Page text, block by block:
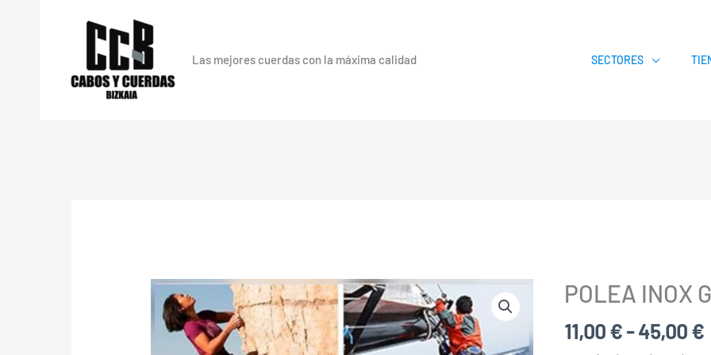
Las mejores cuerdas con la máxima calidad SECTORES
POLEA INOX
11,00€ - 45,00€
POLEA
GIRATORIA